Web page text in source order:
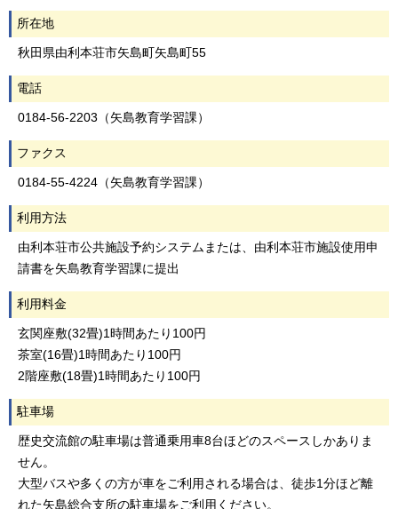
所在地
秋田県由利本荘市矢島町矢島町55
電話
0184-56-2203（矢島教育学習課）
ファクス
0184-55-4224（矢島教育学習課）
利用方法
由利本荘市公共施設予約システムまたは、由利本荘市施設使用申
請書を矢島教育学習課に提出
利用料金
玄関座敷(32畳)1時間あたり100円
茶室(16畳)1時間あたり100円
2階座敷(18畳)1時間あたり100円
駐車場
歴史交流館の駐車場は普通乗用車8台ほどのスペースしかありま
せん。
大型バスや多くの方が車をご利用される場合は、徒歩1分ほど離
れた矢島総合支所の駐車場をご利用ください。